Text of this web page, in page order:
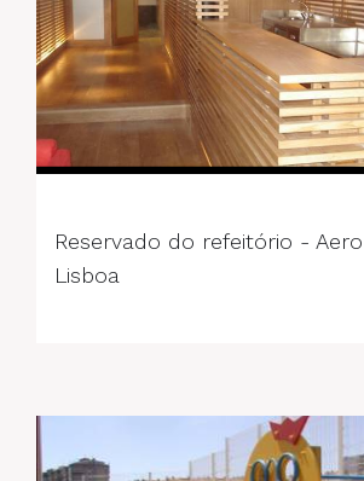
Reservado do refeitório -
Lisboa